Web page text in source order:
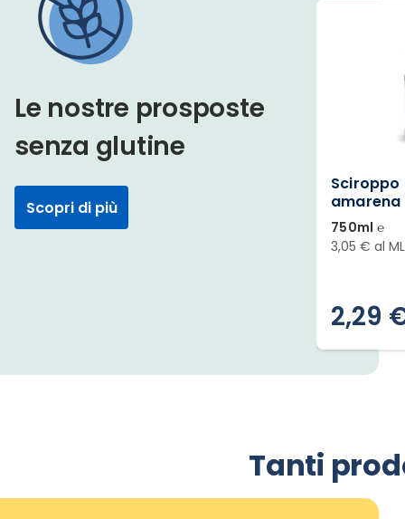
Le nostre prosposte
senza glutine
Scopri di più
Sciroppo
amarena
750ml ℮
3,05 € al ML
2,29
Slide 1 di 12
Tanti